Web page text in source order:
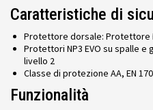
Caratteristiche di
Protettore dorsale: Protettore
Protettori NP3 EVO su spalle
livello 2
Classe di protezione AA, EN
Funzionalità